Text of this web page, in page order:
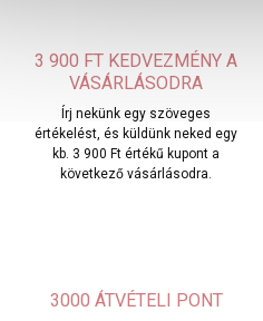
3 900 FT KEDVEZMÉNY A
VÁSÁRLÁSODRA
Írj nekünk egy szöveges
értékelést, és küldünk neked egy
kb. 3 900 Ft értékű kupont a
következő vásárlásodra.
3000 ÁTVÉTELI PONT